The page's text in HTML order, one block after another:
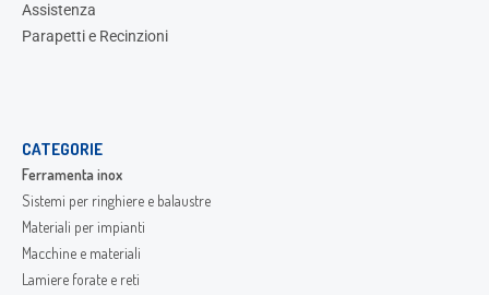
Assistenza
Parapetti e Recinzioni
CATEGORIE
Ferramenta inox
Sistemi per ringhiere e balaustre
Materiali per impianti
Macchine e materiali
Lamiere forate e reti